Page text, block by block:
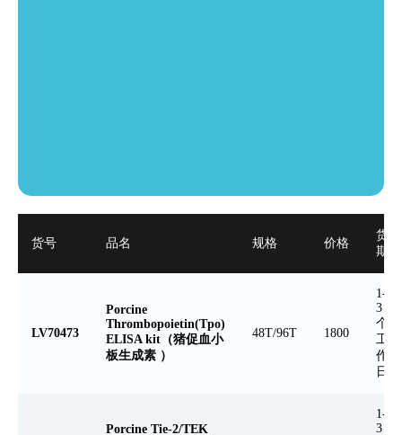
货号 品名 规格 价格
货
期
LV70473
Porcine
Thrombopoietin(Tpo)
ELISA kit（猪促血小
板生成素 ）
48T/96T 1800
1-
3
个
工
作
日
Porcine Tie-2/TEK
1-
3